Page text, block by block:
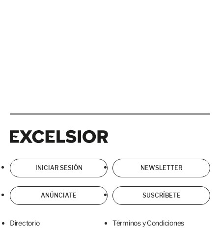
INICIAR SESIÓN NEWSLETTER
ANÚNCIATE SUSCRÍBETE
Directorio Términos y Condiciones